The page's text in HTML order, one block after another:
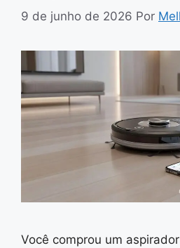
9 de junho de 2026 Por
Você comprou um